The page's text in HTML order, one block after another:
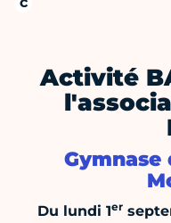
Activité
Gymnase
Du lundi 1er